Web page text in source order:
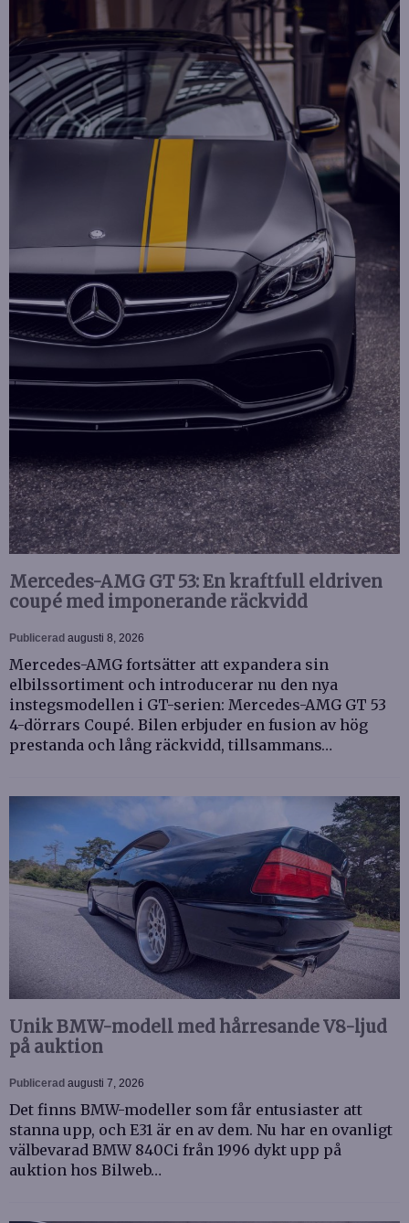
Mercedes-AMG GT 53: En kraftfull eldriven
coupé med imponerande räckvidd
Publicerad augusti 8, 2026
Mercedes-AMG fortsätter att expandera sin
elbilssortiment och introducerar nu den nya
instegsmodellen i GT-serien: Mercedes-AMG GT 53
4-dörrars Coupé. Bilen erbjuder en fusion av hög
prestanda och lång räckvidd, tillsammans…
Unik BMW-modell med hårresande V8-ljud
på auktion
Publicerad augusti 7, 2026
Det finns BMW-modeller som får entusiaster att
stanna upp, och E31 är en av dem. Nu har en ovanligt
välbevarad BMW 840Ci från 1996 dykt upp på
auktion hos Bilweb…